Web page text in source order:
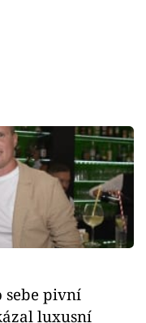
sebe pivní
luxusní